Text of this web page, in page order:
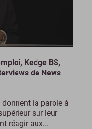
Kedge BS,
de News
donnent la parole à
sur leur
réagir aux...